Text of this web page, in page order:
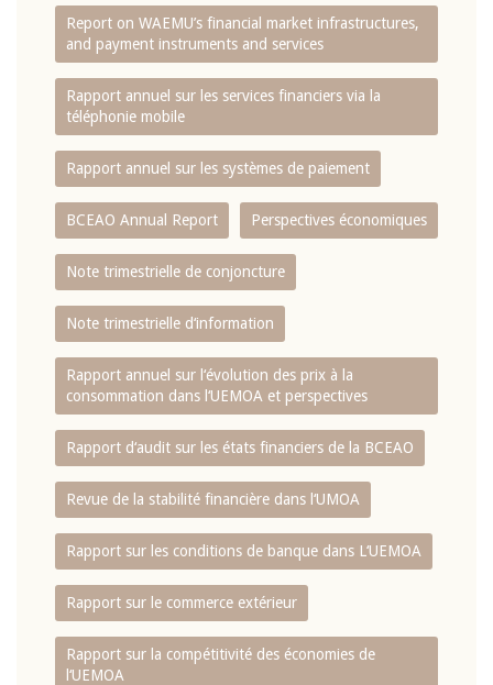
Report on WAEMU’s financial market infrastructures,
and payment instruments and services
Rapport annuel sur les services financiers via la
téléphonie mobile
Rapport annuel sur les systèmes de paiement
BCEAO Annual Report Perspectives économiques
Note trimestrielle de conjoncture
Note trimestrielle d‘information
Rapport annuel sur l‘évolution des prix à la
consommation dans l‘UEMOA et perspectives
Rapport d‘audit sur les états financiers de la BCEAO
Revue de la stabilité financière dans l‘UMOA
Rapport sur les conditions de banque dans L‘UEMOA
Rapport sur le commerce extérieur
Rapport sur la compétitivité des économies de
l‘UEMOA